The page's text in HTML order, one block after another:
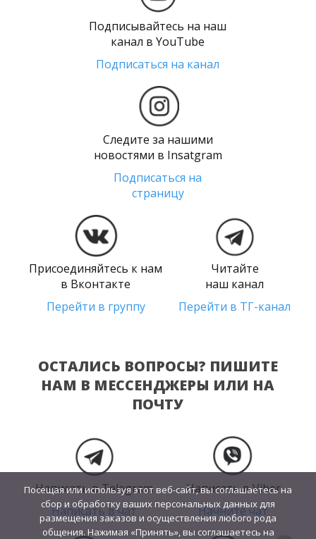
Подписывайтесь на наш
канал в YouTube
Подписаться на канал
Следите за нашими
новостями в Insatgram
Подписаться на
страницу
Присоединяйтесь к нам
в Вконтакте
Перейти в группу
Читайте
наш канал
Перейти в ТГ-канал
ОСТАЛИСЬ ВОПРОСЫ? ПИШИТЕ
НАМ В МЕССЕНДЖЕРЫ ИЛИ НА
ПОЧТУ
Написать в Telegram
Написать в чат
Написать в Viber
Начните чат
Посещая или используя этот веб-сайт, вы соглашаетесь на
сбор и обработку ваших персональных данных для
размещения заказов и осуществления любого рода
общения. Нажимая «Принять», вы соглашаетесь на